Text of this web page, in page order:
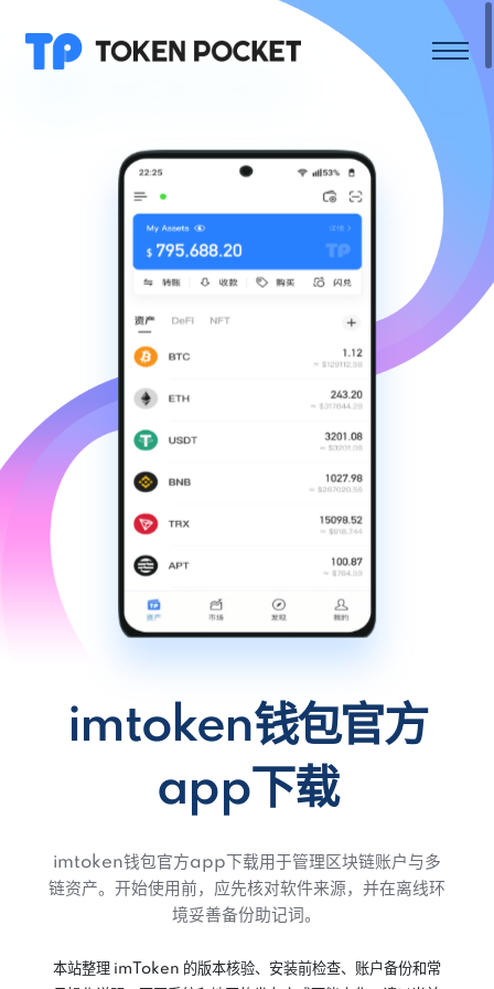
imtoken钱包官方
app下载
imtoken钱包官方app下载用于管理区块链账户与多
链资产。开始使用前，应先核对软件来源，并在离线环
境妥善备份助记词。
本站整理 imToken 的版本核验、安装前检查、账户备份和常